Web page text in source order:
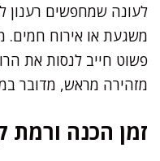
לעונה שמחפשים רענון
משגעת או אירוח
פשוט חייב לנסות את
מזהירה מראש, מדובר
זמן הכנה ורמת